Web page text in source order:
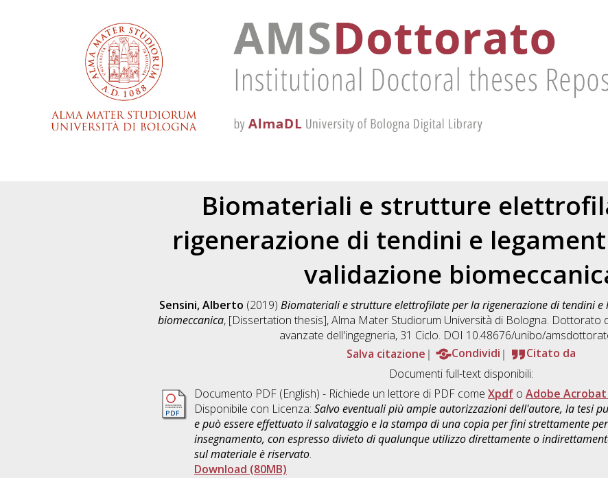
Biomateriali e strutture
rigenerazione di tendini e
validazione
Sensini, Alberto (2019) Biomateriali e strutture elettrofilate per la rigenerazione di tendini e
biomeccanica, [Dissertation thesis], Alma Mater Studiorum Università di Bologna. Dottorato
avanzate dell'ingegneria, 31 Ciclo. DOI 10.48676/unibo/
Salva citazione
Condividi
Citato da
Documenti full-text disponibili:
Documento PDF (English) - Richiede un lettore di PDF come Xpdf o Adobe
Disponibile con Licenza: Salvo eventuali più ampie autorizzazioni dell'autore, la tesi
e può essere effettuato il salvataggio e la stampa di una copia per fini strettamente
insegnamento, con espresso divieto di qualunque utilizzo direttamente o
sul materiale è riservato.
Download (80MB)